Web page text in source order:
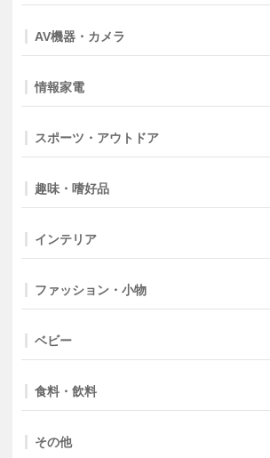
AV機器・カメラ
情報家電
スポーツ・アウトドア
趣味・嗜好品
インテリア
ファッション・小物
ベビー
食料・飲料
その他